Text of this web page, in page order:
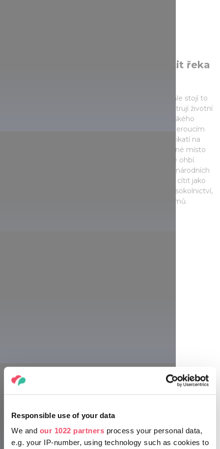
Responsible use of your data
We and our 1022 partners process your personal data,
e.g. your IP-number, using technology such as cookies to
Pod nohama se vám bude klikatit řeka
Nahoru na hrad vede dlouhé dřevěné schodiště, ale stojí to
za námahu. Výstavní sály hradu Visegrád nám ilustrují životní
styl a zábavu u středověkého maďarského královského
dvora. Z hradní terasy se můžete pokochat dechberoucím
výhledem dolů na město a řeku Dunaj, která se klikatí na
úpatí kopce. Není tedy s podivem, že jde o oblíbené místo
fotografů, skýtající fantastický výhled na Dunajské ohbí.
Zavítáte-li sem v létě během Visegrádských mezinárodních
palácových her, můžete se po čtyři dny skutečně cítit jako
ve středověku, ve víru všech turnajů, lukostřelby, sokolnictví,
zápasnických utkání a dalších velkolepých programů.
Doplujte ke hradu Visegrád na lodi.